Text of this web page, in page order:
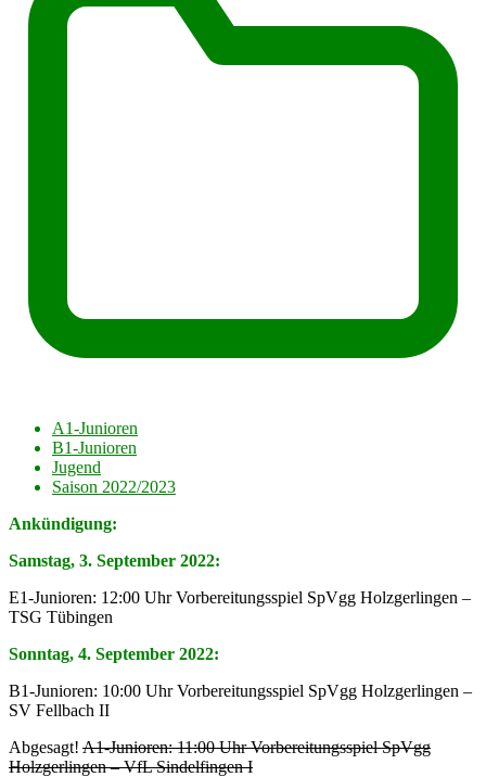
A1-Junioren
B1-Junioren
Jugend
Saison 2022/2023
Ankündigung:
Samstag, 3. September 2022:
E1-Junioren: 12:00 Uhr Vorbereitungsspiel SpVgg Holzgerlingen –
TSG Tübingen
Sonntag, 4. September 2022:
B1-Junioren: 10:00 Uhr Vorbereitungsspiel SpVgg Holzgerlingen –
SV Fellbach II
Abgesagt! A1-Junioren: 11:00 Uhr Vorbereitungsspiel SpVgg
Holzgerlingen – VfL Sindelfingen I